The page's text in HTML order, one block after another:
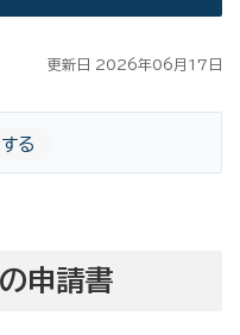
更新日 2026年06月17日
る
申請書